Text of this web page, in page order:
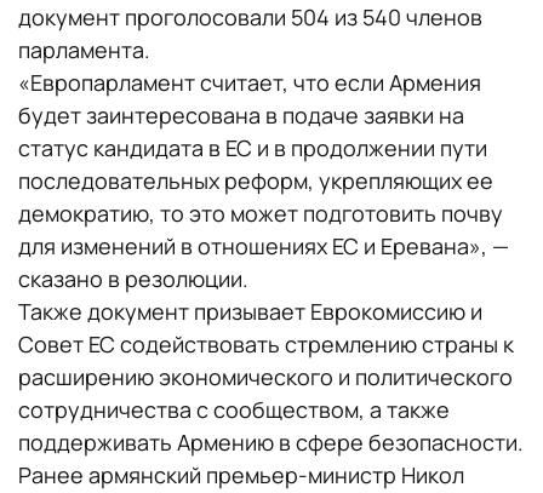
документ проголосовали 504 из 540 членов
парламента.
«Европарламент считает, что если Армения
будет заинтересована в подаче заявки на
статус кандидата в ЕС и в продолжении пути
последовательных реформ, укрепляющих ее
демократию, то это может подготовить почву
для изменений в отношениях ЕС и Еревана», —
сказано в резолюции.
Также документ призывает Еврокомиссию и
Совет ЕС содействовать стремлению страны к
расширению экономического и политического
сотрудничества с сообществом, а также
поддерживать Армению в сфере безопасности.
Ранее армянский премьер-министр Никол